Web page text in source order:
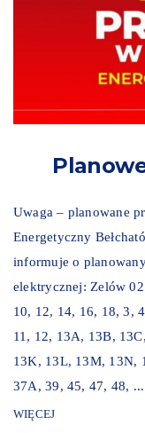
Uwaga – planowane
Energetyczny
informuje o
elektrycznej: Zelów
10, 12, 14, 16, 18, 3,
11, 12, 13A, 13B,
13K, 13L, 13M, 13N,
37A, 39, 45, 47, 48, ...
WIĘCEJ